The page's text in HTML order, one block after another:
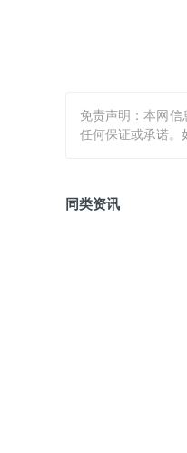
免责声明：本网
任何保证或承诺。
同类资讯